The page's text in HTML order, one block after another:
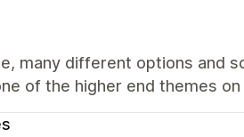
many different options and
of the higher end themes